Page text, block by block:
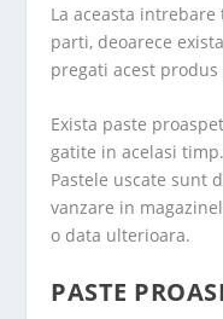
La aceasta
parti, deoarece
pregati acest produs
Exista paste
gatite in acelasi
Pastele uscate sunt
vanzare in
o data ulterioara.
PASTE